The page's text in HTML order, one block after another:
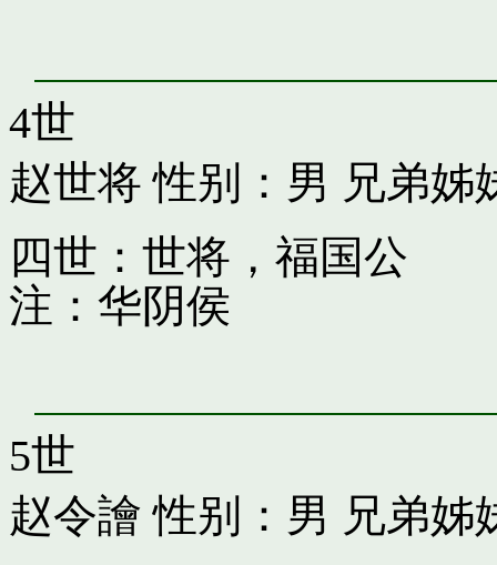
4世
赵世将 性别：男 兄弟姊
四世：世将，福国公
注：华阴侯
5世
赵令譮 性别：男 兄弟姊